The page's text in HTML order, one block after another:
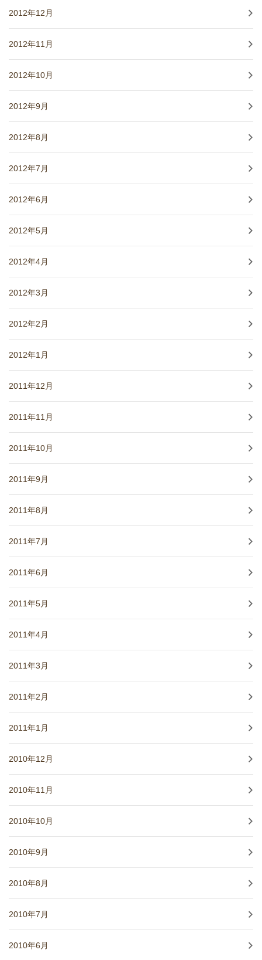
2012年12月
2012年11月
2012年10月
2012年9月
2012年8月
2012年7月
2012年6月
2012年5月
2012年4月
2012年3月
2012年2月
2012年1月
2011年12月
2011年11月
2011年10月
2011年9月
2011年8月
2011年7月
2011年6月
2011年5月
2011年4月
2011年3月
2011年2月
2011年1月
2010年12月
2010年11月
2010年10月
2010年9月
2010年8月
2010年7月
2010年6月